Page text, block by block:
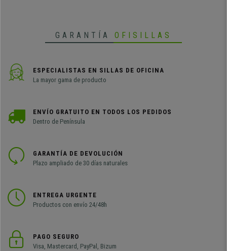
GARANTÍA OFISILLAS
ESPECIALISTAS EN SILLAS DE OFICINA
La mayor gama de producto
ENVÍO GRATUITO EN TODOS LOS PEDIDOS
Dentro de Península
GARANTÍA DE DEVOLUCIÓN
Plazo ampliado de 30 días naturales
ENTREGA URGENTE
Productos con envío 24/48h
PAGO SEGURO
Visa, Mastercard, PayPal, Bizum